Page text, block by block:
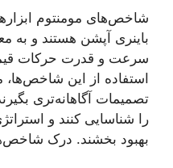
شاخص‌های مومنتوم
باینری آپشن هستند و به
سرعت و قدرت حرکات
استفاده از این شاخص‌ها،
تصمیمات آگاهانه‌تری
را شناسایی کنند و
بهبود بخشند. درک